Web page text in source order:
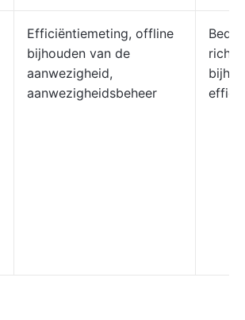
Efficiëntiemeting, offline
bijhouden van de
aanwezigheid,
aanwezigheidsbeheer